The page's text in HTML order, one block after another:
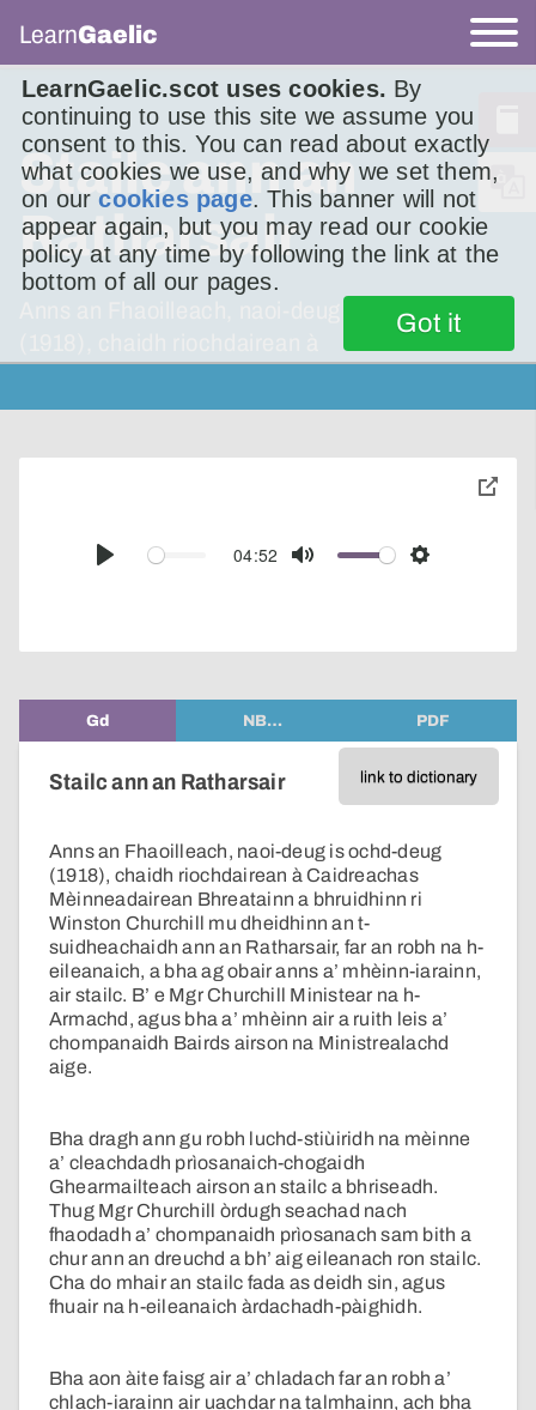
LearnGaelic.scot uses cookies. By
continuing to use this site we assume you
consent to this. You can read about exactly
what cookies we use, and why we set them,
on ourcookies page. This banner will not
appear again, but you may read our cookie
policy at any time by following the link at the
bottom of all our pages.
Got it
LearnGaelic
Stailc ann an
Ratharsair
Anns an Fhaoilleach, naoi-deug is ochd-deug
Play
04:52
Mute Settings
toggle
Gd NB… PDF
link to dictionary
Stailc ann an Ratharsair
Anns an Fhaoilleach, naoi-deug is ochd-deug
(1918), chaidh riochdairean à Caidreachas
Mèinneadairean Bhreatainn a bhruidhinn ri
Winston Churchill mu dheidhinn an t-
suidheachaidh ann an Ratharsair, far an robh na h-
eileanaich, a bha ag obair anns a’ mhèinn-iarainn,
air stailc. B’ e Mgr Churchill Ministear na h-
Armachd, agus bha a’ mhèinn air a ruith leis a’
chompanaidh Bairds airson na Ministrealachd
aige.
Bha dragh ann gu robh luchd-stiùiridh na mèinne
a’ cleachdadh prìosanaich-chogaidh
Ghearmailteach airson an stailc a bhriseadh.
Thug Mgr Churchill òrdugh seachad nach
fhaodadh a’ chompanaidh prìosanach sam bith a
chur ann an dreuchd a bh’ aig eileanach ron stailc.
Cha do mhair an stailc fada as deidh sin, agus
fhuair na h-eileanaich àrdachadh-pàighidh.
Bha aon àite faisg air a’ chladach far an robh a’
chlach-iarainn air uachdar na talmhainn, ach bha